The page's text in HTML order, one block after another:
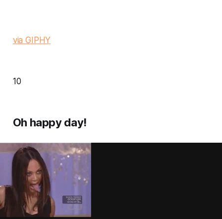
via GIPHY
10
Oh happy day!